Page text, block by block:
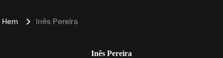
Hem Inês Pereira
Inês Pereira